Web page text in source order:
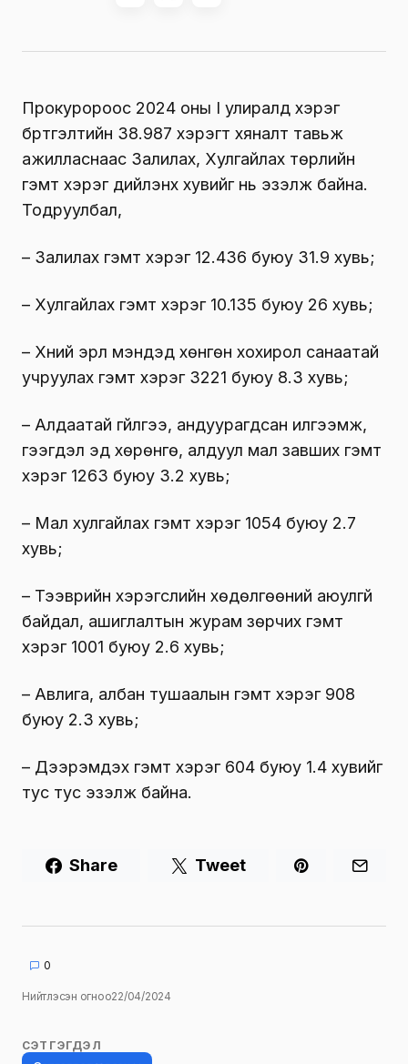
Прокуророос 2024 оны I улиралд хэрэг
бүртгэлтийн 38.987 хэрэгт хяналт тавьж
ажилласнаас Залилах, Хулгайлах төрлийн
гэмт хэрэг дийлэнх хувийг нь эзэлж байна.
Тодруулбал,
– Залилах гэмт хэрэг 12.436 буюу 31.9 хувь;
– Хулгайлах гэмт хэрэг 10.135 буюу 26 хувь;
– Хүний эрүүл мэндэд хөнгөн хохирол санаатай
учруулах гэмт хэрэг 3221 буюу 8.3 хувь;
– Алдаатай гүйлгээ, андуурагдсан илгээмж,
гээгдэл эд хөрөнгө, алдуул мал завших гэмт
хэрэг 1263 буюу 3.2 хувь;
– Мал хулгайлах гэмт хэрэг 1054 буюу 2.7
хувь;
– Тээврийн хэрэгслийн хөдөлгөөний аюулгүй
байдал, ашиглалтын журам зөрчих гэмт
хэрэг 1001 буюу 2.6 хувь;
– Авлига, албан тушаалын гэмт хэрэг 908
буюу 2.3 хувь;
– Дээрэмдэх гэмт хэрэг 604 буюу 1.4 хувийг
тус тус эзэлж байна.
Share Tweet
0
Нийтлэсэн огноо22/04/2024
СЭТГЭГДЭЛ